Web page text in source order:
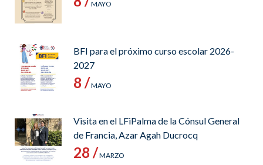
MAYO
BFI para el próximo curso escolar 2026-
2027
8 /MAYO
Visita en el LFiPalma de la Cónsul General
de Francia, Azar Agah Ducrocq
28 /MARZO